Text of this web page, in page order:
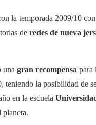
la temporada 2009/10
de redes de nueva
una gran recompensa para
teniendo la posibilidad de
en la escuela